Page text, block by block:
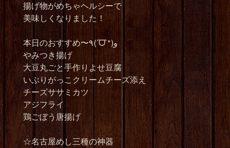
揚げ物がめちゃヘルシーで
美味しくなりました！
本日のおすすめ〜٩(ˊᗜˋ*)و
やみつき揚げ
大豆丸ごと手作りよせ豆腐
いぶりがっこクリームチーズ添え
チーズササミカツ
アジフライ
鶏ごぼう唐揚げ
☆名古屋めし三種の神器